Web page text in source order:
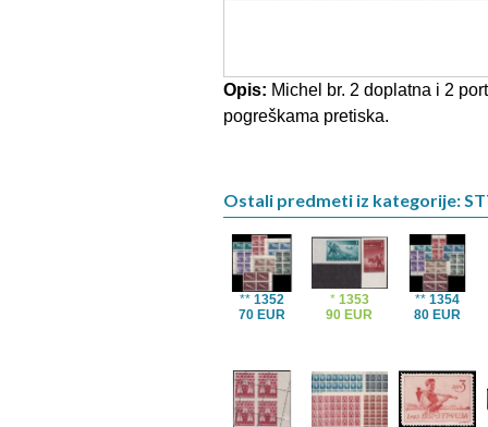
Opis: Michel br. 2 doplatna i 2
pogreškama pretiska.
Ostali predmeti iz kategorije:
** 1352
70 EUR
* 1353
90 EUR
** 1354
80 EUR